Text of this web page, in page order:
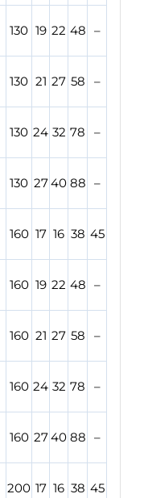
130 19 22 48 –
130 21 27 58 –
130 24 32 78 –
130 2740 88 –
160 17 16 38 45
160 19 22 48 –
160 21 27 58 –
160 24 32 78 –
160 2740 88 –
200 17 16 38 45